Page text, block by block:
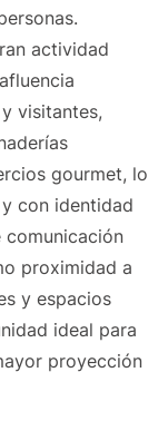
actividad
visitantes,
gourmet, lo
con identidad
comunicación
proximidad a
y espacios
ideal para
proyección